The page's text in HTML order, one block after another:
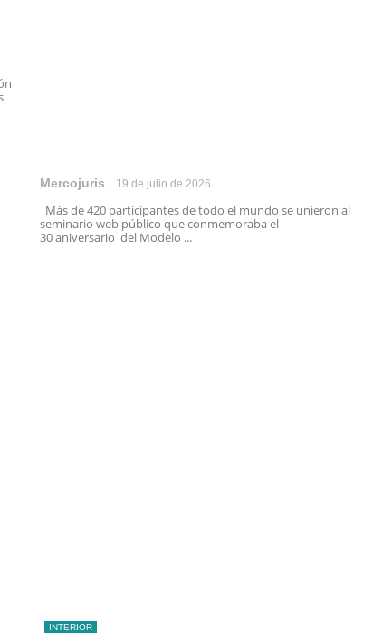
Mercojuris 19 de julio de 2026
Más de 420 participantes de todo el mundo se unieron al
seminario web público que conmemoraba el
30 aniversario del Modelo ...
INTERIOR